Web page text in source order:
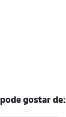
gostar de: